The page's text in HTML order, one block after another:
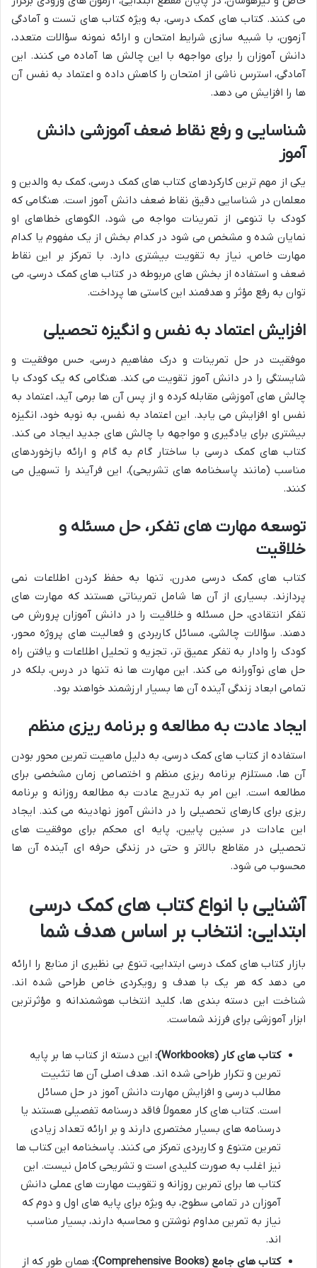
می کنند. کتاب های کمک درسی، به ویژه کتاب های تست و آمادگی
آزمون، با شبیه سازی شرایط امتحان و ارائه نمونه سؤالات متعدد،
دانش آموزان را برای مواجهه با این چالش ها آماده می کنند. این
آمادگی، استرس ناشی از امتحان را کاهش داده و اعتماد به نفس آن
ها را افزایش می دهد.
شناسایی و رفع نقاط ضعف آموزشی دانش
آموز
یکی از مهم ترین کارکردهای کتاب های کمک درسی، کمک به والدین و
معلمان در شناسایی دقیق نقاط ضعف دانش آموز است. هنگامی که
کودک با تنوعی از تمرینات مواجه می شود، الگوهای خطاهای او
نمایان شده و مشخص می شود در کدام بخش از یک مفهوم یا کدام
مهارت خاص، نیاز به تقویت بیشتری دارد. با تمرکز بر این نقاط
ضعف و استفاده از بخش های مربوطه در کتاب های کمک درسی، می
توان به رفع مؤثر و هدفمند این کاستی ها پرداخت.
افزایش اعتماد به نفس و انگیزه تحصیلی
موفقیت در حل تمرینات و درک مفاهیم درسی، حس موفقیت و
شایستگی را در دانش آموز تقویت می کند. هنگامی که یک کودک با
چالش های آموزشی مقابله کرده و از پس آن ها برمی آید، اعتماد به
نفس او افزایش می یابد. این اعتماد به نفس، به نوبه خود، انگیزه
بیشتری برای یادگیری و مواجهه با چالش های جدید ایجاد می کند.
کتاب های کمک درسی با ساختار گام به گام و ارائه بازخوردهای
مناسب (مانند پاسخنامه های تشریحی)، این فرآیند را تسهیل می
کنند.
توسعه مهارت های تفکر، حل مسئله و
خلاقیت
کتاب های کمک درسی مدرن، تنها به حفظ کردن اطلاعات نمی
پردازند. بسیاری از آن ها شامل تمریناتی هستند که مهارت های
تفکر انتقادی، حل مسئله و خلاقیت را در دانش آموزان پرورش می
دهند. سؤالات چالشی، مسائل کاربردی و فعالیت های پروژه محور،
کودک را وادار به تفکر عمیق تر، تجزیه و تحلیل اطلاعات و یافتن راه
حل های نوآورانه می کند. این مهارت ها نه تنها در درس، بلکه در
تمامی ابعاد زندگی آینده آن ها بسیار ارزشمند خواهند بود.
ایجاد عادت به مطالعه و برنامه ریزی منظم
استفاده از کتاب های کمک درسی، به دلیل ماهیت تمرین محور بودن
آن ها، مستلزم برنامه ریزی منظم و اختصاص زمان مشخصی برای
مطالعه است. این امر به تدریج عادت به مطالعه روزانه و برنامه
ریزی برای کارهای تحصیلی را در دانش آموز نهادینه می کند. ایجاد
این عادات در سنین پایین، پایه ای محکم برای موفقیت های
تحصیلی در مقاطع بالاتر و حتی در زندگی حرفه ای آینده آن ها
محسوب می شود.
آشنایی با انواع کتاب های کمک درسی
ابتدایی: انتخاب بر اساس هدف شما
بازار کتاب های کمک درسی ابتدایی، تنوع بی نظیری از منابع را ارائه
می دهد که هر یک با هدف و رویکردی خاص طراحی شده اند.
شناخت این دسته بندی ها، کلید انتخاب هوشمندانه و مؤثرترین
ابزار آموزشی برای فرزند شماست.
کتاب های کار (Workbooks):
این دسته از کتاب ها بر پایه
تمرین و تکرار طراحی شده اند. هدف اصلی آن ها تثبیت
مطالب درسی و افزایش مهارت دانش آموز در حل مسائل
است. کتاب های کار معمولاً فاقد درسنامه تفصیلی هستند یا
درسنامه های بسیار مختصری دارند و بر ارائه تعداد زیادی
تمرین متنوع و کاربردی تمرکز می کنند. پاسخنامه این کتاب ها
نیز اغلب به صورت کلیدی است و تشریحی کامل نیست. این
کتاب ها برای تمرین روزانه و تقویت مهارت های عملی دانش
آموزان در تمامی سطوح، به ویژه برای پایه های اول و دوم که
نیاز به تمرین مداوم نوشتن و محاسبه دارند، بسیار مناسب
اند.
کتاب های جامع (Comprehensive Books):
همان طور که از